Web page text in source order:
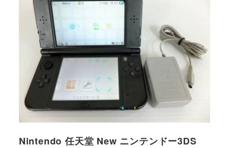
Nintendo 任天堂 New ニンテンドー3DS